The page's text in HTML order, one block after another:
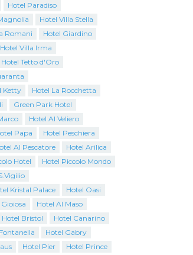
Hotel Paradiso
Hotel Villa Stella
Romani
Hotel Giardino
Hotel Villa Irma
Hotel Tetto d'Oro
Ketty
Hotel La Rocchetta
Green Park Hotel
Hotel Al Veliero
Papa
Hotel Peschiera
Al Pescatore
Hotel Arilica
Hotel
Hotel Piccolo Mondo
Kristal Palace
Hotel Oasi
Hotel Al Maso
Hotel Bristol
Hotel Canarino
Hotel Gabry
Hotel Pier Hotel Prince